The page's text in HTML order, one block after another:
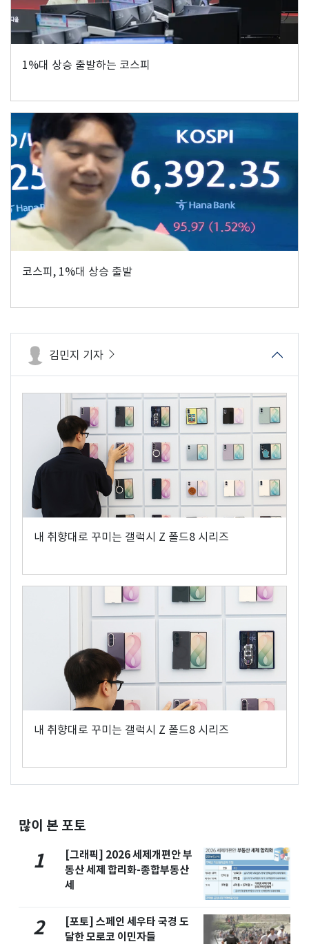
1%대 상승 출발하는 코스피
코스피, 1%대 상승 출발
김민지 기자
내 취향대로 꾸미는 갤럭시 Z 폴드8 시리즈
내 취향대로 꾸미는 갤럭시 Z 폴드8 시리즈
많이 본 포토
1
[그래픽] 2026 세제개편안 부
동산 세제 합리화-종합부동산
세
2
[포토] 스페인 세우타 국경 도
달한 모로코 이민자들